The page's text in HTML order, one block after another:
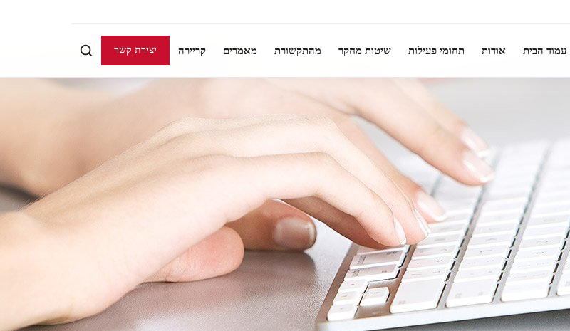
עמוד הבית אודות תחומי פעילות שיטות מחקר מהתקשורת מאמרים קריירה יצירת קשר